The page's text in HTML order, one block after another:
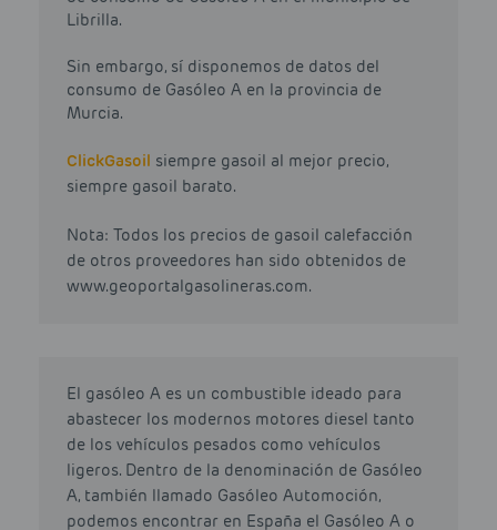
Librilla.
Sin embargo, sí disponemos de datos del
consumo de Gasóleo A en la provincia de
Murcia.
ClickGasoil siempre gasoil al mejor precio,
siempre gasoil barato.
Nota: Todos los precios de gasoil calefacción
de otros proveedores han sido obtenidos de
www.geoportalgasolineras.com.
El gasóleo A es un combustible ideado para
abastecer los modernos motores diesel tanto
de los vehículos pesados como vehículos
ligeros. Dentro de la denominación de Gasóleo
A, también llamado Gasóleo Automoción,
podemos encontrar en España el Gasóleo A o